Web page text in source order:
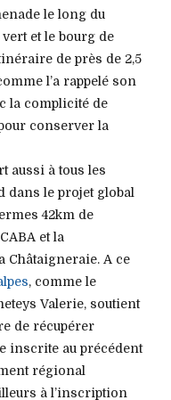
le long du
et le bourg de
de près de 2,5
l’a rappelé son
la complicité de
conserver la
aussi à tous les
dans le projet global
42km de
et la
Châtaigneraie. A ce
, comme le
Valerie, soutient
de récupérer
inscrite au précédent
régional
à l’inscription